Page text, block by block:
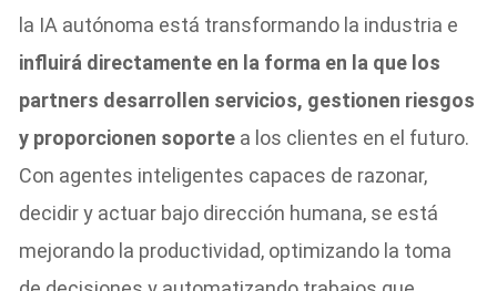
la IA autónoma está transformando la industria e
influirá directamente en la forma en la que los
partners desarrollen servicios, gestionen riesgos
y proporcionen soporte a los clientes en el futuro.
Con agentes inteligentes capaces de razonar,
decidir y actuar bajo dirección humana, se está
mejorando la productividad, optimizando la toma